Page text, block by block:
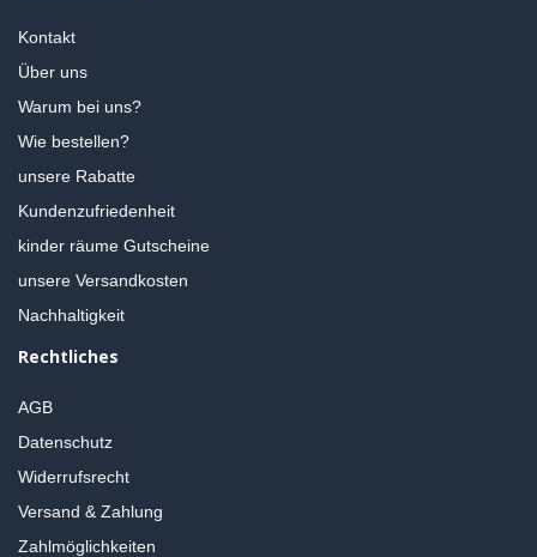
Kontakt
Über uns
Warum bei uns?
Wie bestellen?
unsere Rabatte
Kundenzufriedenheit
kinder räume Gutscheine
unsere Versandkosten
Nachhaltigkeit
Rechtliches
AGB
Datenschutz
Widerrufsrecht
Versand & Zahlung
Zahlmöglichkeiten